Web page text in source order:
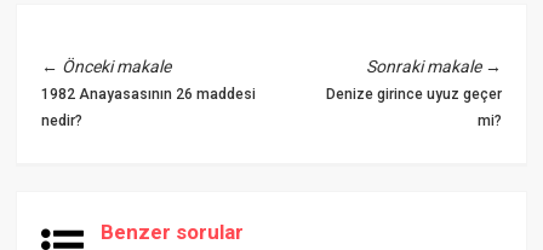
← Önceki makale
1982 Anayasasının 26 maddesi
nedir?
Sonraki makale→
Denize girince uyuz geçer
mi?
Benzer sorular